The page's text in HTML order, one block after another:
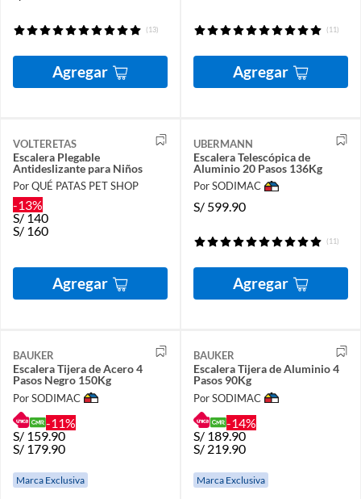
(13)
Agregar
(11)
Agregar
VOLTERETAS
Escalera Plegable
Antideslizante para Niños
Por QUÉ PATAS PET SHOP
-13%
S/ 140
S/ 160
Agregar
UBERMANN
Escalera Telescópica de
Aluminio 20 Pasos 136Kg
Por SODIMAC
S/ 599.90
(11)
Agregar
BAUKER
Escalera Tijera de Acero 4
Pasos Negro 150Kg
Por SODIMAC
-11%
S/ 159.90
S/ 179.90
Marca Exclusiva
BAUKER
Escalera Tijera de Aluminio 4
Pasos 90Kg
Por SODIMAC
-14%
S/ 189.90
S/ 219.90
Marca Exclusiva